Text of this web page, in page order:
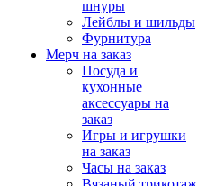
шнуры
Лейблы и шильды
Фурнитура
Мерч на заказ
Посуда и
кухонные
аксессуары на
заказ
Игры и игрушки
на заказ
Часы на заказ